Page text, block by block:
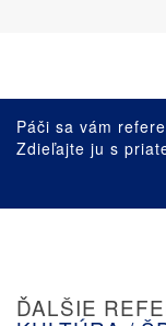
Páči sa vám
Zdieľajte ju s
ĎALŠIE